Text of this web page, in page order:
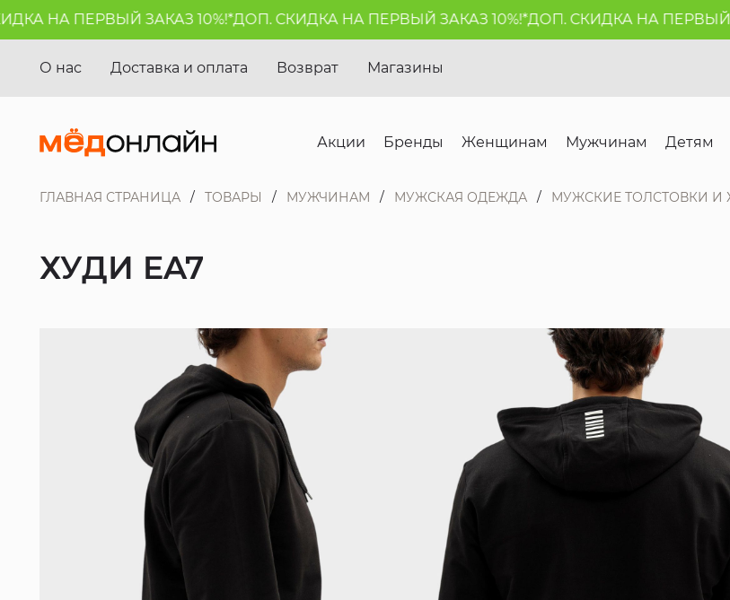
НА ПЕРВЫЙ ЗАКАЗ 10%!*ДОП. СКИДКА НА ПЕРВЫЙ ЗАКАЗ 10%!*ДОП. СКИДКА НА ПЕРВЫЙ
О нас Доставка и оплата Возврат Магазины
Акции Бренды Женщинам Мужчинам Детям
ГЛАВНАЯ СТРАНИЦА ТОВАРЫ МУЖЧИНАМ МУЖСКАЯ ОДЕЖДА МУЖСКИЕ ТОЛСТОВКИ И
ХУДИ EA7